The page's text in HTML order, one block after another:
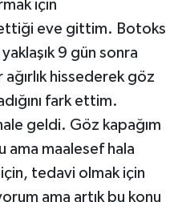
için
eve gittim. Botoks
9 gün sonra
hissederek göz
fark ettim.
geldi. Göz kapağım
ama maalesef hala
tedavi olmak için
ama artık bu konu